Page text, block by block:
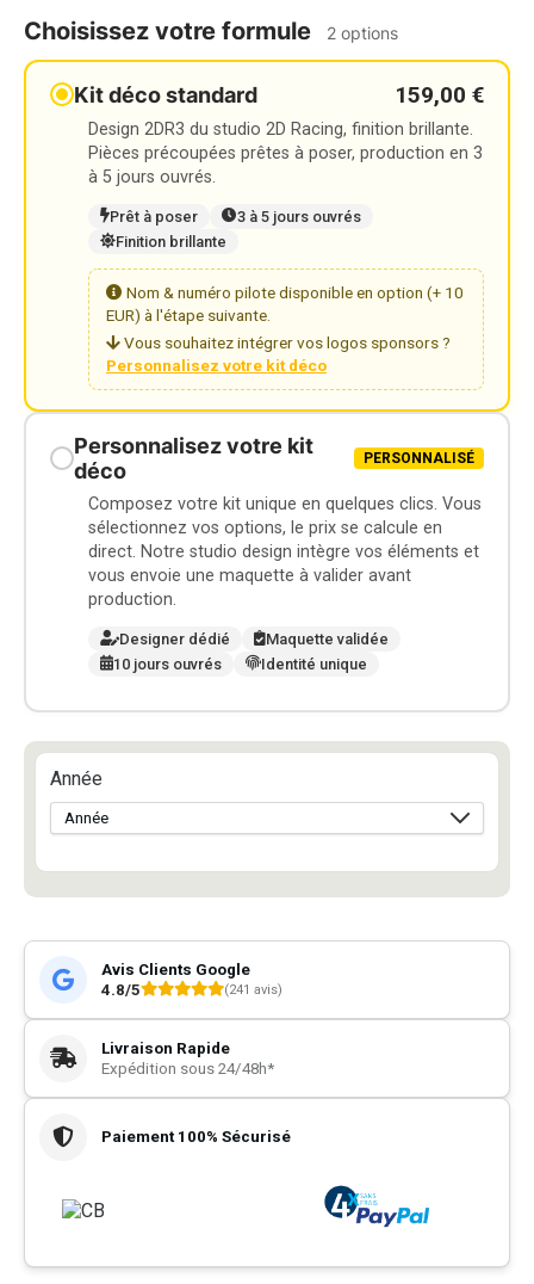
Choisissez votre formule 2 options
Kit déco standard 159,00 €
Design 2DR3 du studio 2D Racing, finition brillante.
Pièces précoupées prêtes à poser, production en 3
à 5 jours ouvrés.
Prêt à poser
3 à 5 jours ouvrés
Finition brillante
Nom & numéro pilote disponible en option (+ 10
EUR) à l'étape suivante.
Vous souhaitez intégrer vos logos sponsors ?
Personnalisez votre kit déco
Personnalisez votre kit
déco
PERSONNALISÉ
Composez votre kit unique en quelques clics. Vous
sélectionnez vos options, le prix se calcule en
direct. Notre studio design intègre vos éléments et
vous envoie une maquette à valider avant
production.
Designer dédié
Maquette validée
10 jours ouvrés
Identité unique
Année
Avis Clients Google
4.8/5
(241 avis)
Livraison Rapide
Expédition sous 24/48h*
Paiement 100% Sécurisé